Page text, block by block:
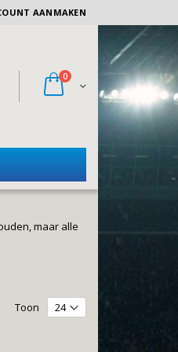
AANMAKEN
Winkelwagen
0artikelen
maar alle
Toon